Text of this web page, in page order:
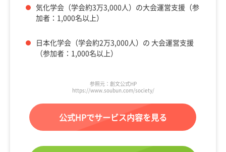
気化学会（学会約3万3,000人）の大会運営支援（参
加者：1,000名以上）
日本化学会（学会約2万3,000人）の 大会運営支援
（参加者：1,000名以上）
参照元：創文公式HP
https://www.soubun.com/society/
公式HPでサービス内容を見る